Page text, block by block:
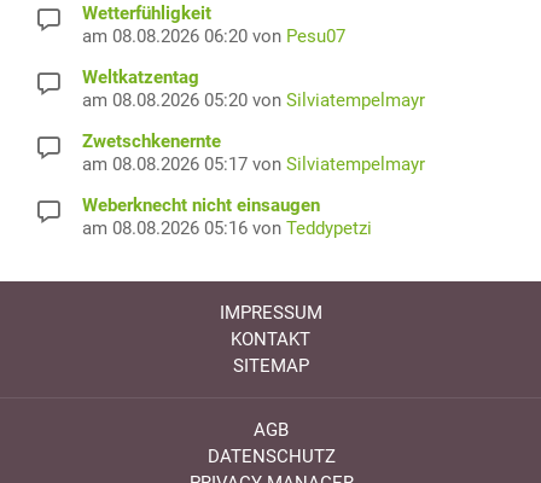
Wetterfühligkeit
am 08.08.2026 06:20 von Pesu07
Weltkatzentag
am 08.08.2026 05:20 von Silviatempelmayr
Zwetschkenernte
am 08.08.2026 05:17 von Silviatempelmayr
Weberknecht nicht einsaugen
am 08.08.2026 05:16 von Teddypetzi
IMPRESSUM
KONTAKT
SITEMAP
AGB
DATENSCHUTZ